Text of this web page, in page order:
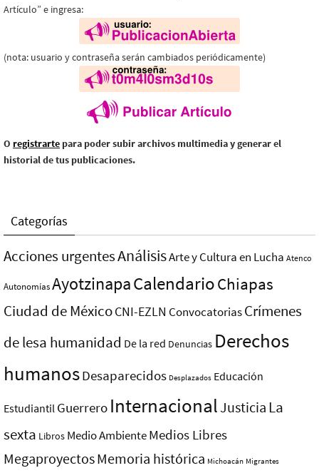
Artículo” e ingresa:
(nota: usuario y contraseña serán cambiados periódicamente)
O registrarte para poder subir archivos multimedia y generar el
historial de tus publicaciones.
Categorías
Acciones urgentesAnálisisArte y Cultura en Lucha Atenco
AutonomíasAyotzinapaCalendarioChiapas
Ciudad de MéxicoCNI-EZLN ConvocatoriasCrímenes
de lesa humanidad De la red Denuncias Derechos
humanosDesaparecidos Desplazados Educación
Estudiantil Guerrero InternacionalJusticia La
sexta Libros Medio AmbienteMedios Libres
MegaproyectosMemoria histórica Michoacán Migrantes